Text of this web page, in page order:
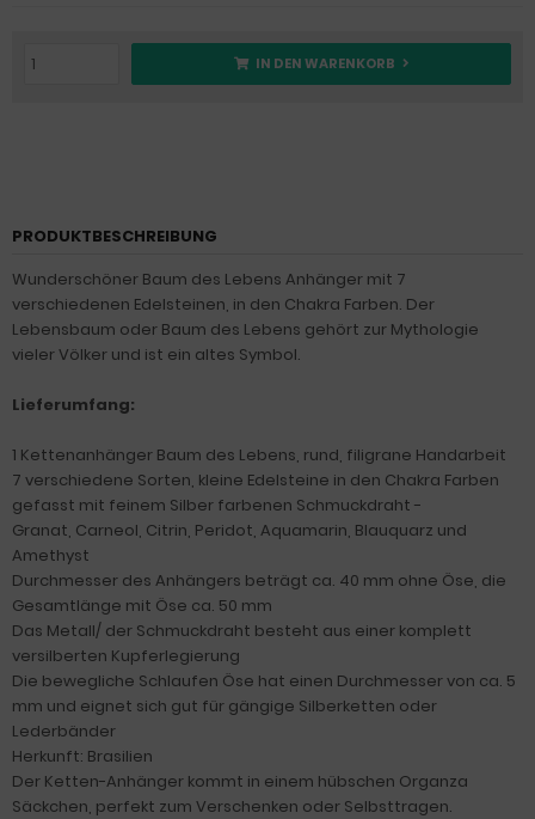
IN DEN WARENKORB
PRODUKTBESCHREIBUNG
Wunderschöner Baum des Lebens Anhänger mit 7
verschiedenen Edelsteinen, in den Chakra Farben. Der
Lebensbaum oder Baum des Lebens gehört zur Mythologie
vieler Völker und ist ein altes Symbol.
Lieferumfang:
1 Kettenanhänger Baum des Lebens, rund, filigrane Handarbeit
7 verschiedene Sorten, kleine Edelsteine in den Chakra Farben
gefasst mit feinem Silber farbenen Schmuckdraht -
Granat, Carneol, Citrin, Peridot, Aquamarin, Blauquarz und
Amethyst
Durchmesser des Anhängers beträgt ca. 40 mm ohne Öse, die
Gesamtlänge mit Öse ca. 50 mm
Das Metall/ der Schmuckdraht besteht aus einer komplett
versilberten Kupferlegierung
Die bewegliche Schlaufen Öse hat einen Durchmesser von ca. 5
mm und eignet sich gut für gängige Silberketten oder
Lederbänder
Herkunft: Brasilien
Der Ketten-Anhänger kommt in einem hübschen Organza
Säckchen, perfekt zum Verschenken oder Selbsttragen.